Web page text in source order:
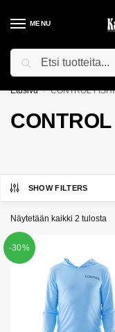
MENU
ILMAINEN
Etusivu / CONTROL
SHOW FILTERS
Näytetään kaikki 2 tulosta
-30%